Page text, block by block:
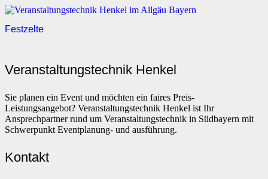
Festzelte
Veranstaltungstechnik Henkel
Sie planen ein Event und möchten ein faires Preis-
Leistungsangebot? Veranstaltungstechnik Henkel ist Ihr
Ansprechpartner rund um Veranstaltungstechnik in Südbayern mit
Schwerpunkt Eventplanung- und ausführung.
Kontakt